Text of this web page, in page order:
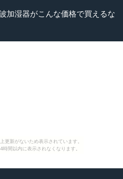
更新がないため表示されています。
間以内に表示されなくなります。
加湿器がこんな価格で買えるな